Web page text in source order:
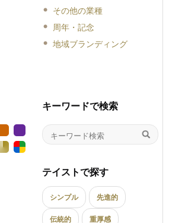
その他の業種
周年・記念
地域ブランディング
キーワードで検索
テイストで探す
シンプル 先進的
伝統的 重厚感